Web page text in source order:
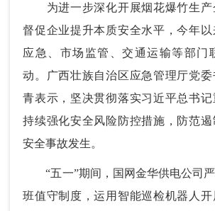
为进一步深化开展烟花爆竹生产
督促企业提升本质安全水平，今年以
应急、市场监管、交通运输等部门
动。广西壮族自治区应急管理厅党
青表示，坚决贯彻落实习近平总书记
持续强化安全风险防控措施，防范
安全事故发生。
“五一”期间，国网金华供电公司严
班值守制度，运用智能巡检机器人